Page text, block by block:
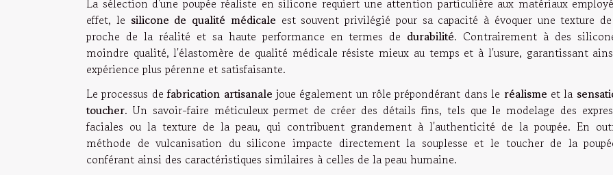
La sélection d'une poupée réaliste en silicone requiert une attention particulière aux matériaux
effet, le silicone de qualité médicale est souvent privilégié pour sa capacité à évoquer une texture
proche de la réalité et sa haute performance en termes de durabilité. Contrairement à des
moindre qualité, l'élastomère de qualité médicale résiste mieux au temps et à l'usure, garantissant
expérience plus pérenne et satisfaisante.
Le processus defabrication artisanale joue également un rôle prépondérant dans le réalisme et la
toucher. Un savoir-faire méticuleux permet de créer des détails fins, tels que le modelage des
faciales ou la texture de la peau, qui contribuent grandement à l'authenticité de la poupée. En
méthode de vulcanisation du silicone impacte directement la souplesse et le toucher de la
conférant ainsi des caractéristiques similaires à celles de la peau humaine.